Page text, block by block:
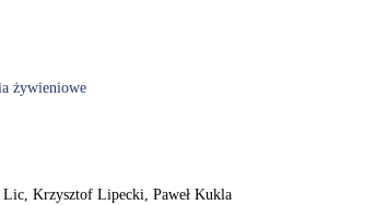
żywieniowe
Lic, Krzysztof Lipecki, Paweł Kukla